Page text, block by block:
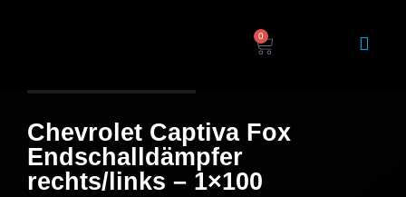
0
Chevrolet Captiva Fox
Endschalldämpfer
rechts/links – 1×100